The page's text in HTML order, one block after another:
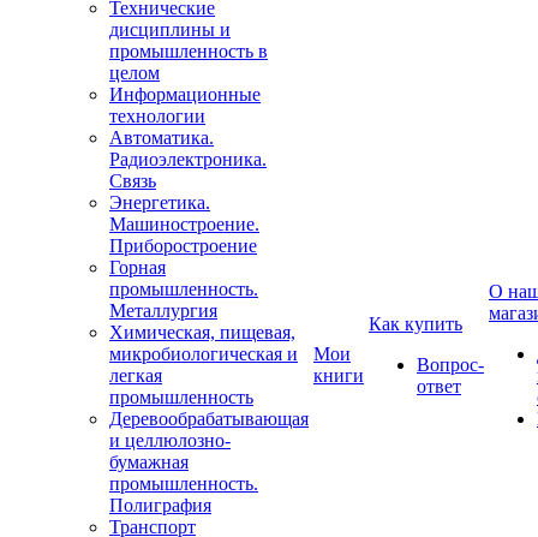
Технические
дисциплины и
промышленность в
целом
Информационные
технологии
Автоматика.
Радиоэлектроника.
Связь
Энергетика.
Машиностроение.
Приборостроение
Горная
промышленность.
Металлургия
Химическая, пищевая,
микробиологическая и
легкая
промышленность
Деревообрабатывающая
и целлюлозно-
бумажная
промышленность.
Полиграфия
Транспорт
Мои
книги
Как купить
Вопрос-
ответ
О